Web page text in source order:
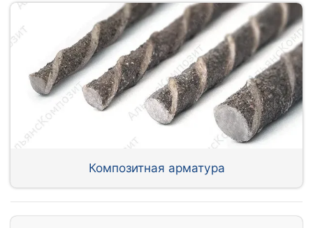
Композитная арматура